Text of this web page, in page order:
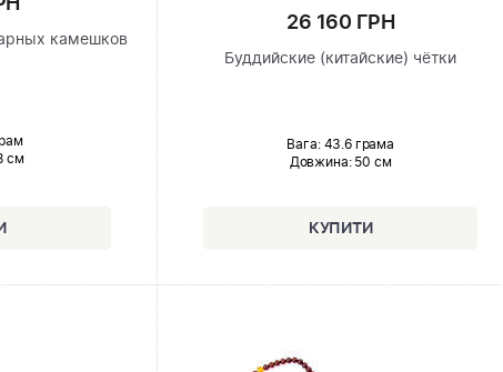
камешков
см
26 160 ГРН
Буддийские (китайские) чётки
Вага: 43.6 грама
Довжина:50 см